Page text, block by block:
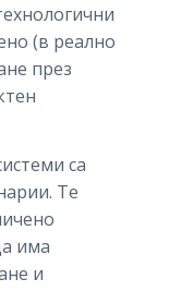
(в реално
през
са
Те
има
и